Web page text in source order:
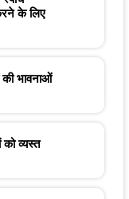
के लिए
भावनाओं
व्यस्त